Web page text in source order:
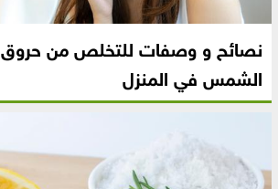
نصائح و وصفات للتخلص من حروق
الشمس في المنزل